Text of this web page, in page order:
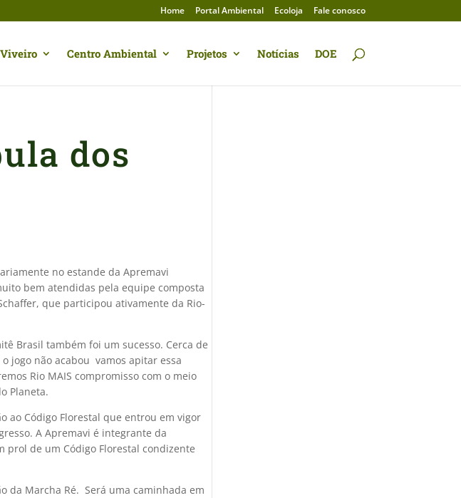
Home Portal Ambiental Ecoloja Fale conosco
Viveiro Centro Ambiental Projetos Notícias DOE
dos
no estande da Apremavi
bem atendidas pela equipe composta
que participou ativamente da Rio-
Brasil também foi um sucesso. Cerca de
jogo não acabou  vamos apitar essa
Rio MAIS compromisso com o meio
Planeta.
ao Código Florestal que entrou em vigor
A Apremavi é integrante da
prol de um Código Florestal condizente
da Marcha Ré. Será uma caminhada em